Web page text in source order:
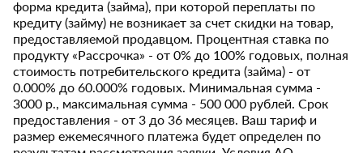
форма кредита (займа), при которой переплаты по
кредиту (займу) не возникает за счет скидки на товар,
предоставляемой продавцом. Процентная ставка по
продукту «Рассрочка» - от 0% до 100% годовых, полная
стоимость потребительского кредита (займа) - от
0.000% до 60.000% годовых. Минимальная сумма -
3000 р., максимальная сумма - 500 000 рублей. Срок
предоставления - от 3 до 36 месяцев. Ваш тариф и
размер ежемесячного платежа будет определен по